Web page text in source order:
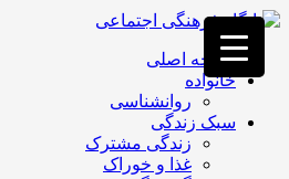
فصد
خون
غرب
تهران
خشکشویی
تصفیه
صفحه اصلی
خانواده
روانشناسی
سبک زندگی
زندگی مشترک
غذا و خوراک